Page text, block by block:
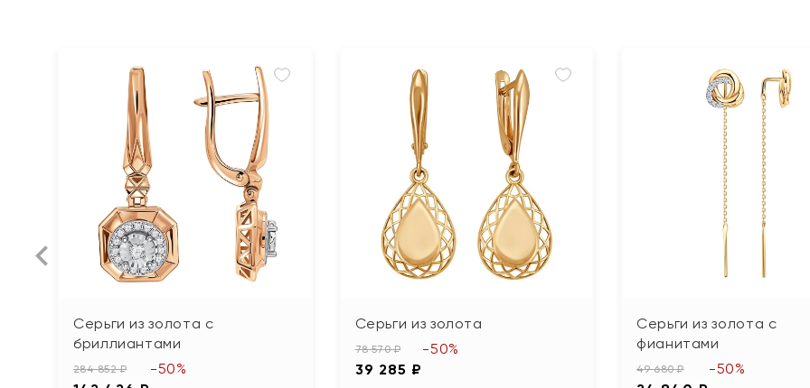
Серьги из золота с
бриллиантами
284 852 ₽ -50%
Серьги из золота
78 570 ₽
39 285 ₽
-50%
Серьги из золота с
фианитами
49 680 ₽ -50%